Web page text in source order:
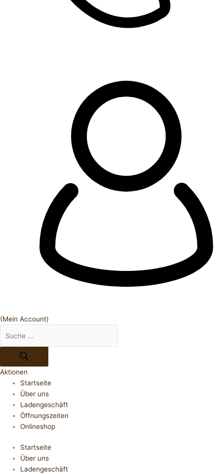
(Mein Account)
Aktionen
Startseite
Über uns
Ladengeschäft
Öffnungszeiten
Onlineshop
Startseite
Über uns
Ladengeschäft